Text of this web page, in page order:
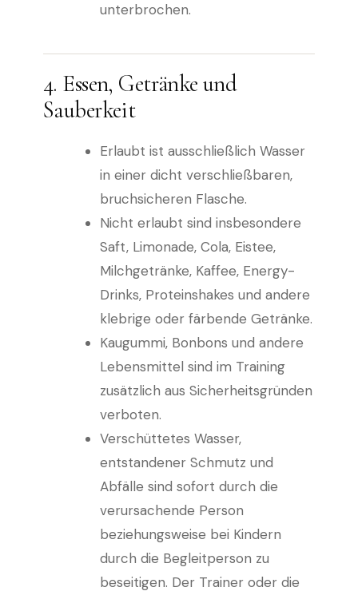
unterbrochen.
4. Essen, Getränke und
Sauberkeit
Erlaubt ist ausschließlich Wasser
in einer dicht verschließbaren,
bruchsicheren Flasche.
Nicht erlaubt sind insbesondere
Saft, Limonade, Cola, Eistee,
Milchgetränke, Kaffee, Energy-
Drinks, Proteinshakes und andere
klebrige oder färbende Getränke.
Kaugummi, Bonbons und andere
Lebensmittel sind im Training
zusätzlich aus Sicherheitsgründen
verboten.
Verschüttetes Wasser,
entstandener Schmutz und
Abfälle sind sofort durch die
verursachende Person
beziehungsweise bei Kindern
durch die Begleitperson zu
beseitigen. Der Trainer oder die